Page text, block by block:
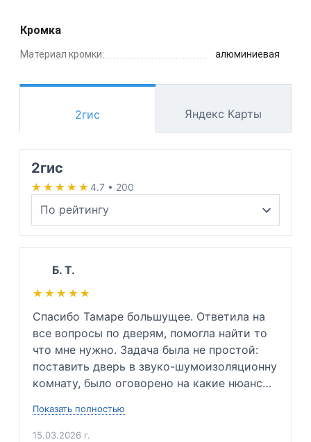
Кромка
Материал кромки: алюминиевая
2гис Яндекс Карты
2гис
★★★★★
★★★★★ 4.7 • 200
Б. Т.
★★★★★
★★★★★
Спасибо Тамаре большущее. Ответила на
все вопросы по дверям, помогла найти то
что мне нужно. Задача была не простой:
поставить дверь в звуко-шумоизоляционну
комнату, было оговорено на какие нюансы
невозможно избежать. Так же подсказала
какую входную дверь нужно будет купить в
Показать полностью
15.03.2026 г.